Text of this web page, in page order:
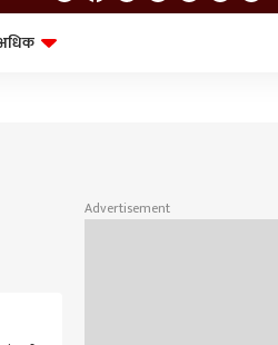
Advertisement